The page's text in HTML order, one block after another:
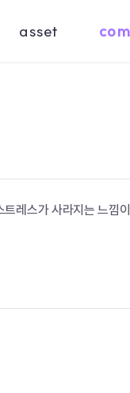
asset
레스가 사라지는 느낌